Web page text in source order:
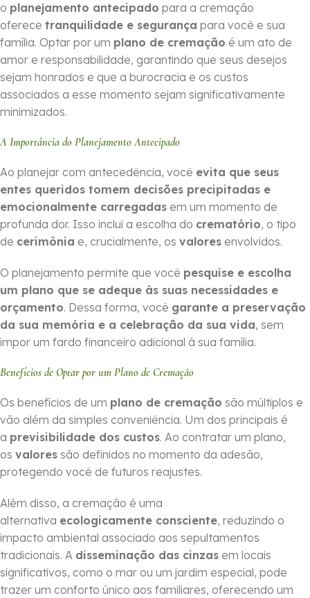
o planejamento antecipado para a cremação
oferece tranquilidade e segurança para você e sua
família. Optar por um plano de cremação é um ato de
amor e responsabilidade, garantindo que seus desejos
sejam honrados e que a burocracia e os custos
associados a esse momento sejam significativamente
minimizados.
A Importância do Planejamento Antecipado
Ao planejar com antecedência, você evita que seus
entes queridos tomem decisões precipitadas e
emocionalmente carregadas em um momento de
profunda dor. Isso inclui a escolha do crematório, o tipo
de cerimônia e, crucialmente, os valores envolvidos.
O planejamento permite que você pesquise e escolha
um plano que se adeque às suas necessidades e
orçamento. Dessa forma, você garante a preservação
da sua memória e a celebração da sua vida, sem
impor um fardo financeiro adicional à sua família.
Benefícios de Optar por um Plano de Cremação
Os benefícios de um plano de cremação são múltiplos e
vão além da simples conveniência. Um dos principais é
a previsibilidade dos custos. Ao contratar um plano,
os valores são definidos no momento da adesão,
protegendo você de futuros reajustes.
Além disso, a cremação é uma
alternativa ecologicamente consciente, reduzindo o
impacto ambiental associado aos sepultamentos
tradicionais. A disseminação das cinzas em locais
significativos, como o mar ou um jardim especial, pode
trazer um conforto único aos familiares, oferecendo um